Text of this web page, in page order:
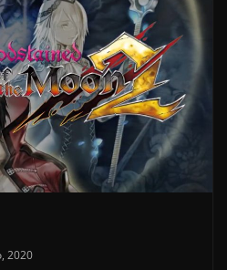
2020